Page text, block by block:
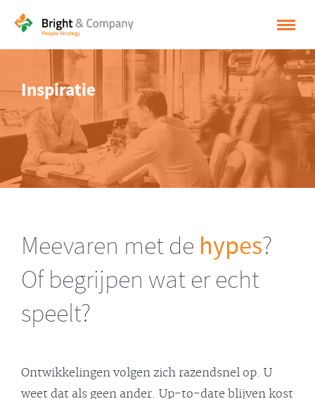
OPLOSSINGEN
CASES
INSPIRATIE
OVER BRIGHT & COMPANY
NEDERLANDS
ENGLISH
Inspiratie
Meevaren met de hypes?
Of begrijpen wat er echt
speelt?
Ontwikkelingen volgen zich razendsnel op. U
weet dat als geen ander. Up-to-date blijven kost